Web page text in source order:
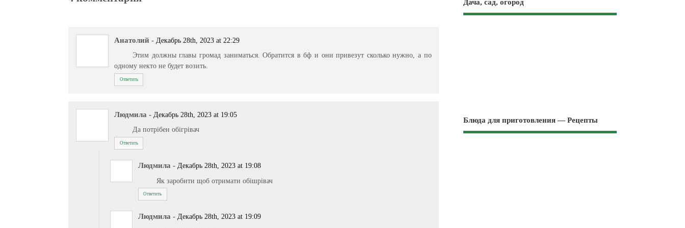
Анатолий - Декабрь 28th, 2023 at 22:29
Этим должны главы громад заниматься. Обратится в бф и они привезут сколько нужно, а по
одному некто не будет возить.
Ответить
Людмила - Декабрь 28th, 2023 at 19:05
Да потрібен обігрівач
Ответить
Людмила - Декабрь 28th, 2023 at 19:08
Як заробити щоб отримати обішрівач
Ответить
Людмила - Декабрь 28th, 2023 at 19:09
Дача, сад, огород
Блюда для приготовления — Рецепты